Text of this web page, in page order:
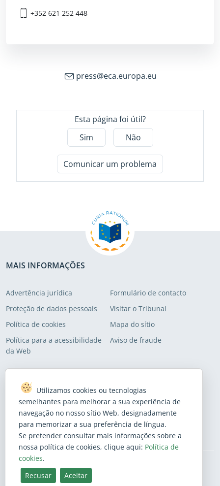
+352 621 252 448
press@eca.europa.eu
Esta página foi útil?
Sim
Não
Comunicar um problema
MAIS INFORMAÇÕES
Advertência jurídica
Formulário de contacto
Proteção de dados pessoais
Visitar o Tribunal
Política de cookies
Mapa do sítio
Política para a acessibilidade
da Web
Aviso de fraude
DISTRIBUIÇÃO
Subscreva para receber as últimas notícias.
Subscrever
BlueSky
Facebook
Instagram
Utilizamos cookies ou tecnologias
semelhantes para melhorar a sua experiência de
navegação no nosso sítio Web, designadamente
para memorizar a sua preferência de língua.
Se pretender consultar mais informações sobre a
nossa política de cookies, clique aqui: Política de
cookies.
Recusar
Aceitar